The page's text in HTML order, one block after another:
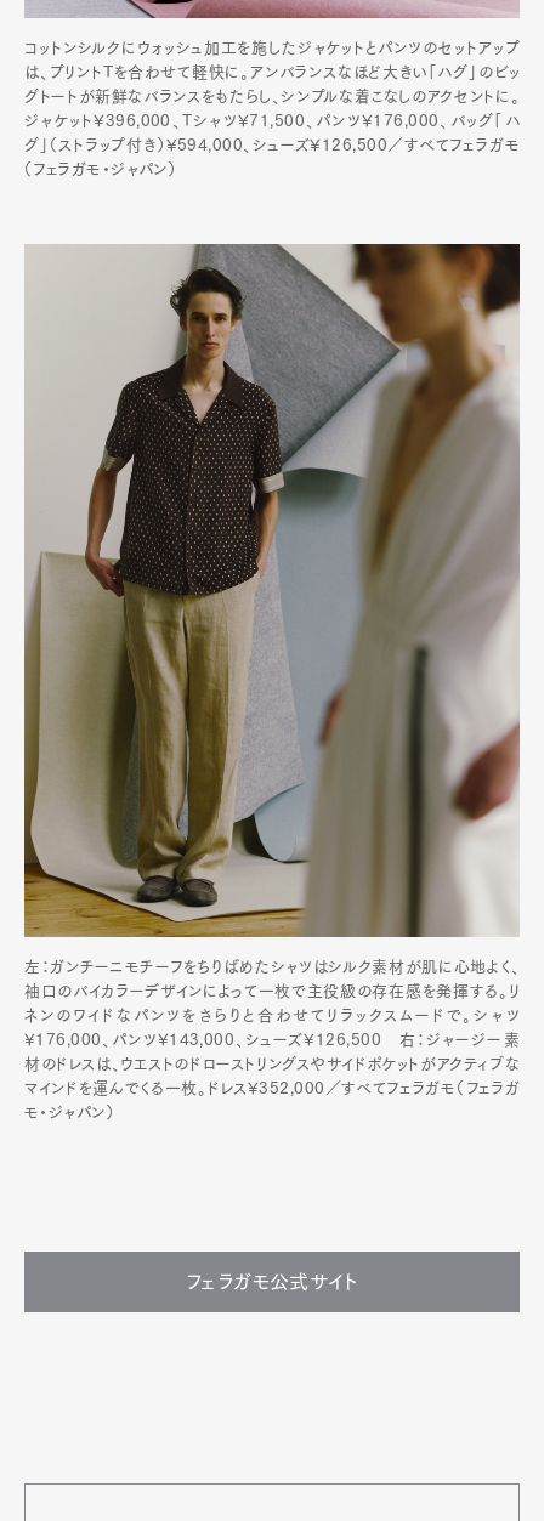
コットンシルクにウォッシュ加工を施したジャケットとパンツのセットアップ
は、プリントTを合わせて軽快に。アンバランスなほど大きい「ハグ」のビッ
グトートが新鮮なバランスをもたらし、シンプルな着こなしのアクセントに。
ジャケット¥396,000、Tシャツ¥71,500、パンツ¥176,000、バッグ「ハ
グ」（ストラップ付き）¥594,000、シューズ¥126,500／すべてフェラガモ
（フェラガモ・ジャパン）
左：ガンチーニモチーフをちりばめたシャツはシルク素材が肌に心地よく、
袖口のバイカラーデザインによって一枚で主役級の存在感を発揮する。リ
ネンのワイドなパンツをさらりと合わせてリラックスムードで。シャツ
¥176,000、パンツ¥143,000、シューズ¥126,500 右：ジャージー素
材のドレスは、ウエストのドローストリングスやサイドポケットがアクティブな
マインドを運んでくる一枚。ドレス¥352,000／すべてフェラガモ（フェラガ
モ・ジャパン）
フェラガモ公式サイト